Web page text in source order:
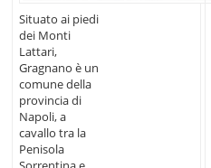
Situato ai piedi
dei Monti
Lattari,
Gragnano è un
comune della
provincia di
Napoli, a
cavallo tra la
Penisola